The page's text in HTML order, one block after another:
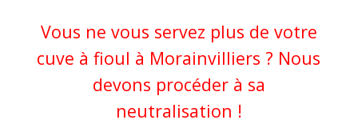
Vous ne vous servez plus de votre
cuve à fioul à Morainvilliers ? Nous
devons procéder à sa
neutralisation !